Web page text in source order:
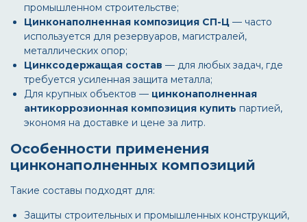
промышленном строительстве;
Цинконаполненная композиция СП-Ц — часто
используется для резервуаров, магистралей,
металлических опор;
Цинксодержащая состав — для любых задач, где
требуется усиленная защита металла;
Для крупных объектов — цинконаполненная
антикоррозионная композиция купить партией,
экономя на доставке и цене за литр.
Особенности применения
цинконаполненных композиций
Такие составы подходят для:
Защиты строительных и промышленных конструкций,